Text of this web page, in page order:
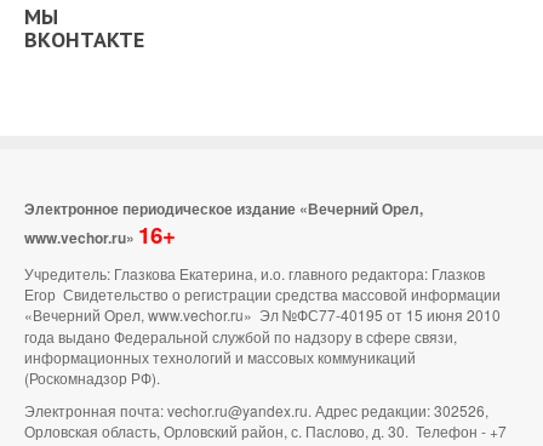
МЫ
ВКОНТАКТЕ
Электронное периодическое издание «Вечерний Орел,
www.vechor.ru» 16+
Учредитель: Глазкова Екатерина, и.о. главного редактора: Глазков
Егор Свидетельство о регистрации средства массовой информации
«Вечерний Орел, www.vechor.ru» Эл №ФС77-40195 от 15 июня 2010
года выдано Федеральной службой по надзору в сфере связи,
информационных технологий и массовых коммуникаций
(Роскомнадзор РФ).
Электронная почта: vechor.ru@yandex.ru. Адрес редакции: 302526,
Орловская область, Орловский район, с. Паслово, д. 30. Телефон - +7